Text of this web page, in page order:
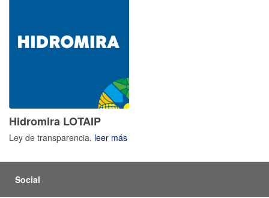
Hidromira LOTAIP
Ley de transparencia. leer más
Social